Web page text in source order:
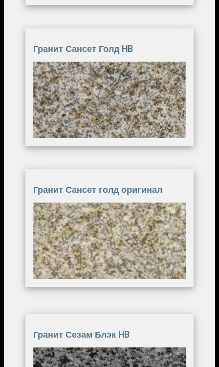
Гранит Сансет Голд HB
Image
Гранит Сансет голд оригинал
Image
Гранит Сезам Блэк HB
Image